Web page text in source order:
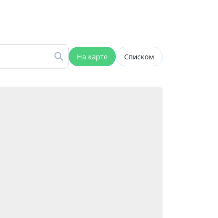
На карте Списком